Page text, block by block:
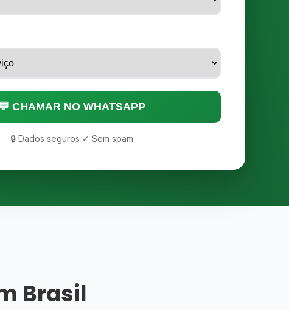
💬 CHAMAR NO WHATSAPP
🔒 Dados seguros ✓ Sem spam
Brasil